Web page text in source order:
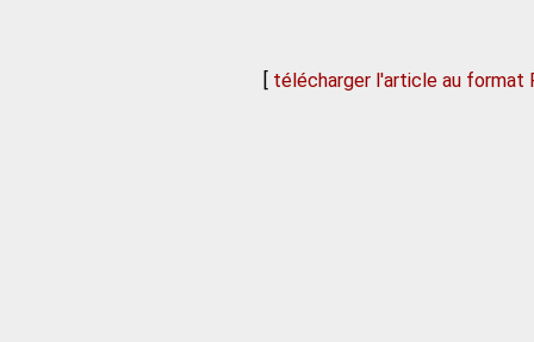
[ télécharger l'article au format